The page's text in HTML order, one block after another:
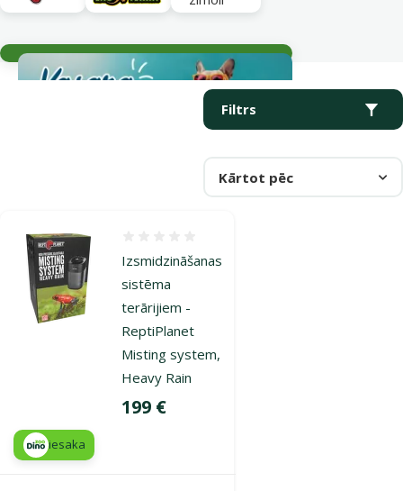
Filtrs
Kārtot pēc
Produkti kategorijā Gaisa mitrinātāji un miglas ģeneratori
Izsmidzināšanas
sistēma
terārijiem -
ReptiPlanet
Misting system,
Heavy Rain
Cena
199 €
iesaka